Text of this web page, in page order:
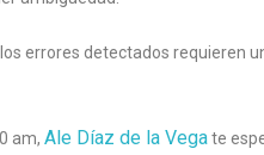
errores detectados requieren
am, Ale Díaz de la Vegate